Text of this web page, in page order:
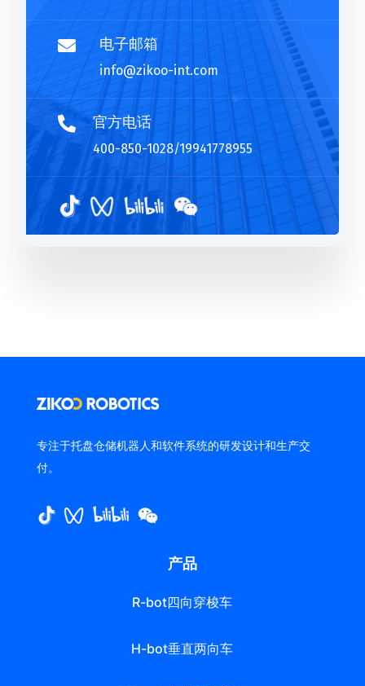
 电子邮箱
info@zikoo-int.com
 官方电话
400-850-1028/19941778955
专注于托盘仓储机器人和软件系统的研发设计和生产交
付。
产品
R-bot四向穿梭车
H-bot垂直两向车